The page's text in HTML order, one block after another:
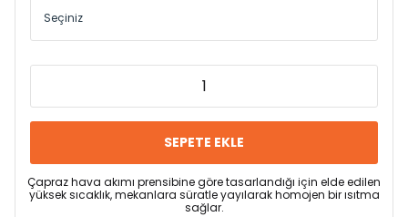
SEPETE EKLE
Çapraz hava akımı prensibine göre tasarlandığı için elde edilen
yüksek sıcaklık, mekanlara süratle yayılarak homojen bir ısıtma
sağlar.